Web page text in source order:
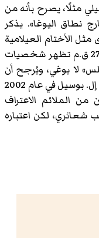
مثلًا، يصرح بأنه من
نطاق اليوغا». يذكر
مثل الأختام العيلامية
الأولى التي يعود تاريخها إلى 3000 – 2750 ق.م تظهر شخصيات
لا يوغي، ويُرجح أن
التفسير البقري أكثر دقة. ربطها غريغوري إل. بوسيل في عام 2002
من الملائم الاعتراف
شعائري، لكن اعتباره